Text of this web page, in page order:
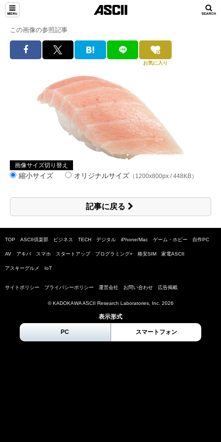
この画像の参照記事
お気に入り
画像サイズ切り替え
縮小サイズ オリジナルサイズ （1200x800px / 448KB）
記事に戻る
TOP ASCII倶楽部 ビジネス TECH デジタル iPhone/Mac ゲーム・ホビー 自作PC
AV アキバ スマホ スタートアップ プログラミング+ 格安SIM 家電ASCII
アスキーグルメ IoT
サイトポリシー プライバシーポリシー 運営会社 お問い合わせ 広告掲載
© KADOKAWA ASCII Research Laboratories, Inc. 2026
表示形式
PC スマートフォン